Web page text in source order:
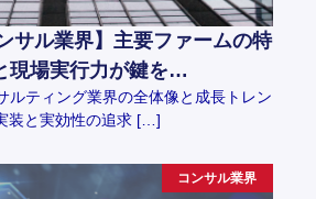
サル業界】主要ファームの特
現場実行力が鍵を…
ルティング業界の全体像と成長トレン
装と実効性の追求 […]
コンサル業界